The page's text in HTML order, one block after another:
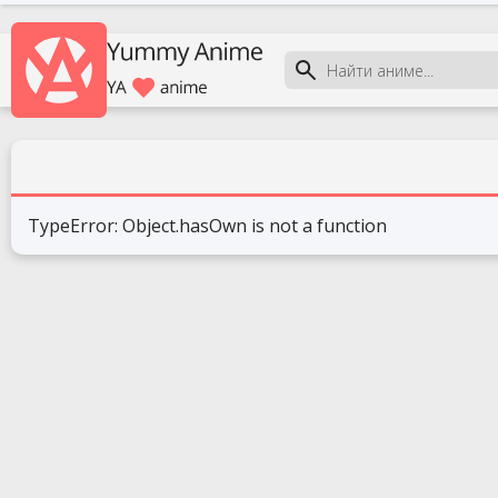
TypeError: Object.hasOwn is not a function